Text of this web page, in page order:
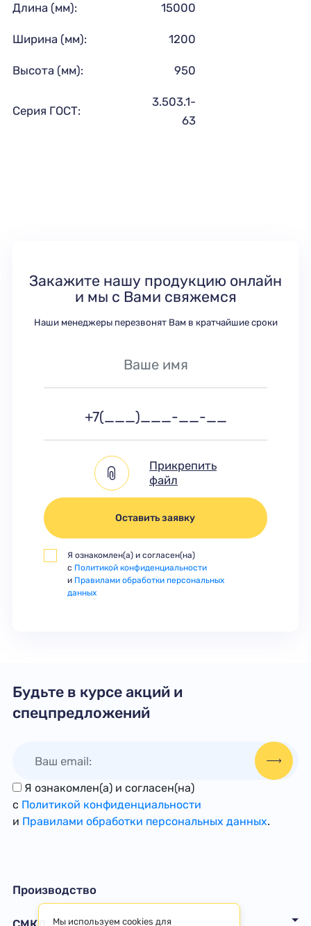
Длина (мм): 15000
Ширина (мм): 1200
Высота (мм): 950
Серия ГОСТ:
3.503.1-
63
Закажите нашу продукцию онлайн
и мы с Вами свяжемся
Наши менеджеры перезвонят Вам в кратчайшие сроки
Прикрепить
файл
Оставить заявку
Я ознакомлен(а) и согласен(на)
с Политикой конфиденциальности
и Правилами обработки персональных
данных
Будьте в курсе акций и
спецпредложений
Я ознакомлен(а) и согласен(на)
с Политикой конфиденциальности
и Правилами обработки персональных данных.
Производство
Мы используем cookies для